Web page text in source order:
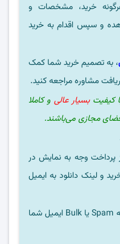
خرید، مشخصات و
و سپس اقدام به خرید
، به تصمیم خرید شما کمک
مشاوره مراجعه کنید.
کیفیت بسیار عالی و کاملا
مجازی می‌باشند.
پرداخت وجه به نمایش در
و لینک دانلود به ایمیل
ممکن است ایمیل ارسالی به پوشه Spam یا Bulk ایمیل شما